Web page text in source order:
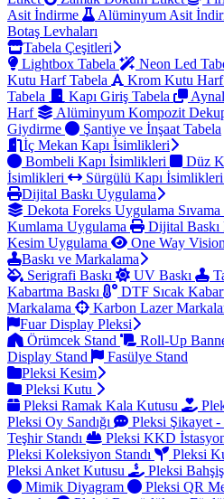
Asit İndirme
Alüminyum Asit
Botaş Levhaları
Tabela Çeşitleri
Lightbox Tabela
Neon Led
Kutu Harf Tabela
Krom Kutu Harf
Tabela
Kapı Giriş Tabela
Harf
Alüminyum Kompozit
Giydirme
Şantiye ve İnşaat Tabela
İç Mekan Kapı İsimlikleri
Bombeli Kapı İsimlikleri
Düz
İsimlikleri
Sürgülü Kapı İsimlikleri
Dijital Baskı Uygulama
Dekota Foreks Uygulama Sıvama
Kumlama Uygulama
Dijital
Kesim Uygulama
One Way Vision
Baskı ve Markalama
Serigrafi Baskı
UV Baskı
Kabartma Baskı
DTF Sıcak
Markalama
Karbon Lazer
Fuar Display Pleksi
Örümcek Stand
Roll-Up
Display Stand
Fasülye Stand
Pleksi Kesim
Pleksi Kutu
Pleksi Ramak Kala Kutusu
Pleksi Oy Sandığı
Pleksi Şikayet
Teşhir Standı
Pleksi KKD
Pleksi Koleksiyon Standı
Pleksi
Pleksi Anket Kutusu
Pleksi
Mimik Diyagram
Pleksi QR